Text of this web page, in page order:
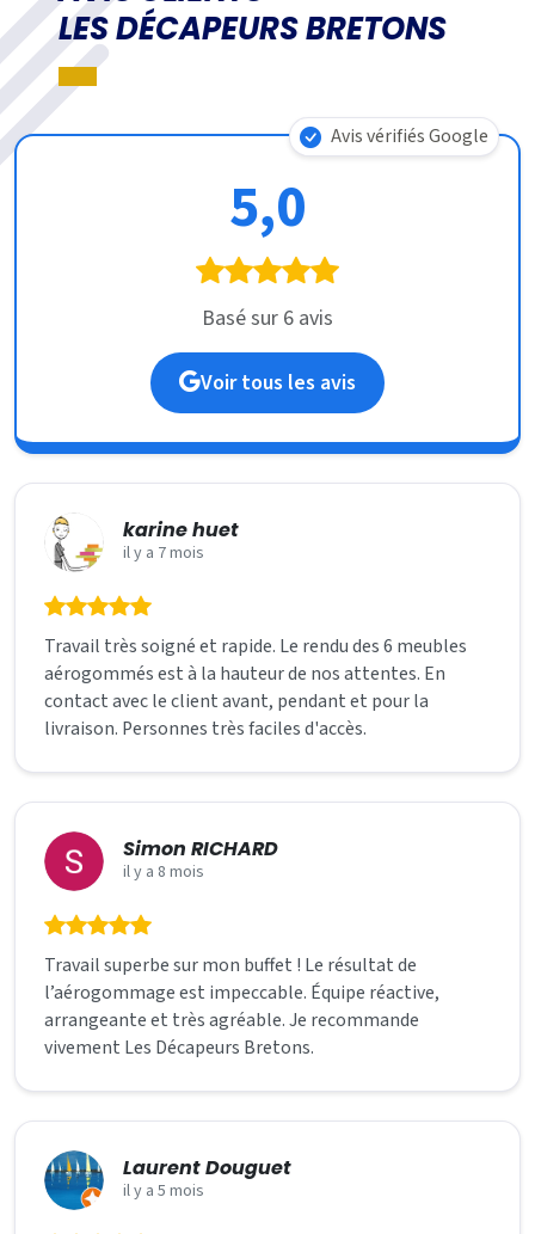
LES DÉCAPEURS BRETONS
Avis vérifiés Google
5,0
Basé sur 6 avis
Voir tous les avis
karine huet
il y a 7 mois
Travail très soigné et rapide. Le rendu des 6 meubles
aérogommés est à la hauteur de nos attentes. En
contact avec le client avant, pendant et pour la
livraison. Personnes très faciles d'accès.
Simon RICHARD
il y a 8 mois
Travail superbe sur mon buffet ! Le résultat de
l’aérogommage est impeccable. Équipe réactive,
arrangeante et très agréable. Je recommande
vivement Les Décapeurs Bretons.
Laurent Douguet
il y a 5 mois